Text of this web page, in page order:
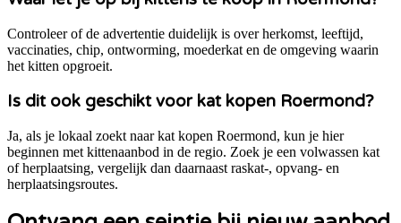
Controleer of de advertentie duidelijk is over herkomst, leeftijd,
vaccinaties, chip, ontworming, moederkat en de omgeving waarin
het kitten opgroeit.
Is dit ook geschikt voor kat kopen Roermond?
Ja, als je lokaal zoekt naar kat kopen Roermond, kun je hier
beginnen met kittenaanbod in de regio. Zoek je een volwassen kat
of herplaatsing, vergelijk dan daarnaast raskat-, opvang- en
herplaatsingsroutes.